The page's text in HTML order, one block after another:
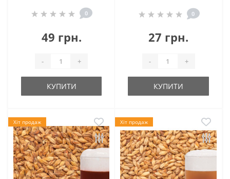
0
49 грн.
- +
КУПИТИ
0
27 грн.
- +
КУПИТИ
Хіт продаж Хіт продаж